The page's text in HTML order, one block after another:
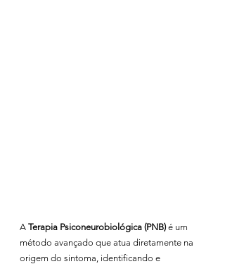
A Terapia Psiconeurobiológica (PNB) é um
método avançado que atua diretamente na
origem do sintoma, identificando e